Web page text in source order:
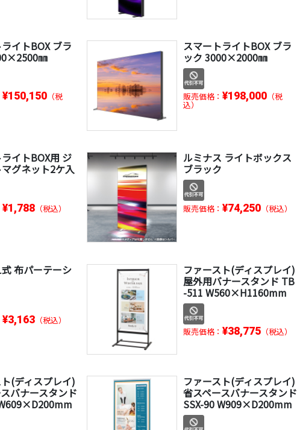
イトBOX ブラ
㎜
¥150,150 （税
スマートライトBOX ブラ
ック 3000×2000㎜
販売価格：¥198,000 （税
込）
イトBOX用 ジ
グネット2ケ入
¥1,788 （税込）
ルミナス ライトボックス
ブラック
販売価格：¥74,250 （税込）
布パーテーシ
¥3,163 （税込）
ファースト(ディスプレイ)
屋外用バナースタンド TB
-511 W560×H1160mm
販売価格：¥38,775 （税込）
(ディスプレイ)
バナースタンド
ファースト(ディスプレイ)
省スペースバナースタンド
SSX-90 W909×D200mm